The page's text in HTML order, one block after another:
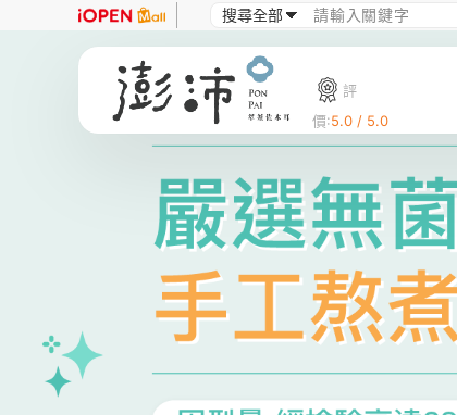
評
價:5.0 / 5.0